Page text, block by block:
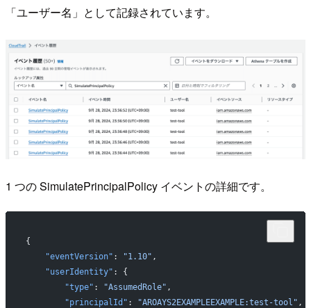
「ユーザー名」として記録されています。
1 つの SimulatePrincipalPolicy イベントの詳細です。
{
    "eventVersion"
: "1.10" ,
    "userIdentity"
: {
        "type"
: "AssumedRole" ,
        "principalId"
: "AROAYS2EXAMPLEEXAMPLE:test-tool" ,